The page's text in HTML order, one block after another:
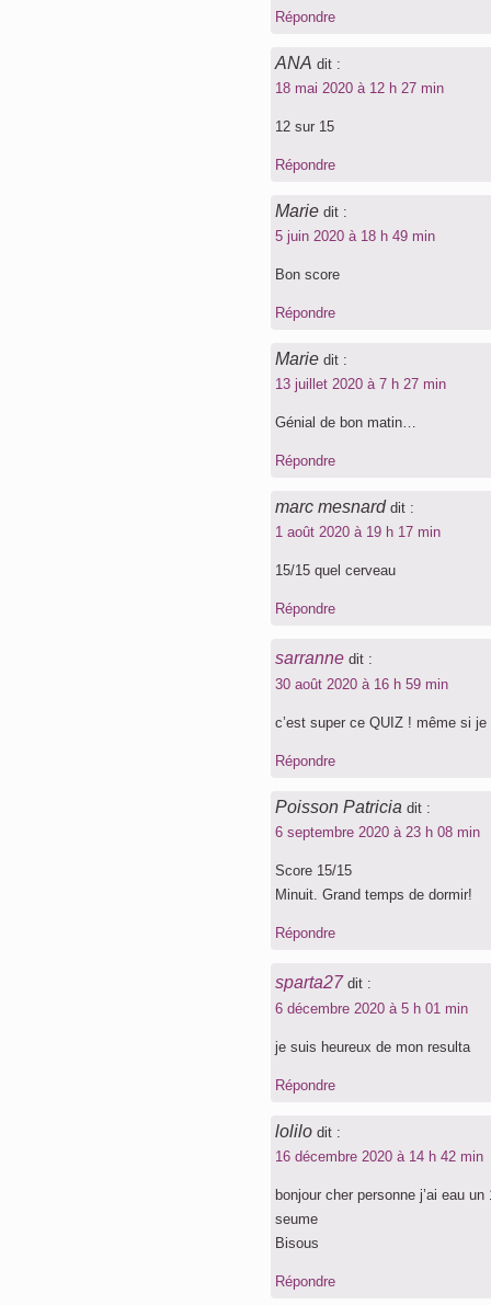
Répondre
ANA dit :
18 mai 2020 à 12 h 27 min
12 sur 15
Répondre
Marie dit :
5 juin 2020 à 18 h 49 min
Bon score
Répondre
Marie dit :
13 juillet 2020 à 7 h 27 min
Génial de bon matin…
Répondre
marc mesnard dit :
1 août 2020 à 19 h 17 min
15/15 quel cerveau
Répondre
sarranne dit :
30 août 2020 à 16 h 59 min
c’est super ce QUIZ ! même si
Répondre
Poisson Patricia dit :
6 septembre 2020 à 23 h 08 min
Score 15/15
Minuit. Grand temps de dormir!
Répondre
sparta27 dit :
6 décembre 2020 à 5 h 01 min
je suis heureux de mon resulta
Répondre
lolilo dit :
16 décembre 2020 à 14 h 42 min
bonjour cher personne j’ai eau
seume
Bisous
Répondre